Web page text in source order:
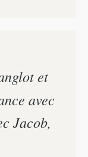
et
avec
Jacob,